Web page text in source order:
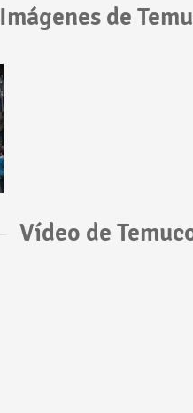
Imágenes de
Vídeo de